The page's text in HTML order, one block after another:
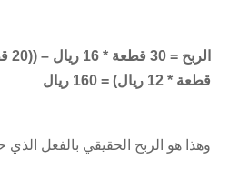
قطعة * 12 ريال) = 160 ريال
وهذا هو الربح الحقيقي بالفعل الذي